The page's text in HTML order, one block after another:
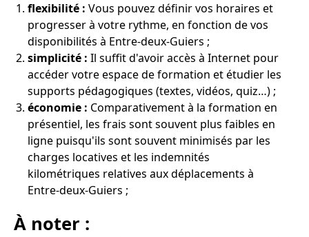
flexibilité : Vous pouvez définir vos horaires et
progresser à votre rythme, en fonction de vos
disponibilités à Entre-deux-Guiers ;
simplicité : Il suffit d'avoir accès à Internet pour
accéder votre espace de formation et étudier les
supports pédagogiques (textes, vidéos, quiz…) ;
économie : Comparativement à la formation en
présentiel, les frais sont souvent plus faibles en
ligne puisqu'ils sont souvent minimisés par les
charges locatives et les indemnités
kilométriques relatives aux déplacements à
Entre-deux-Guiers ;
À noter :